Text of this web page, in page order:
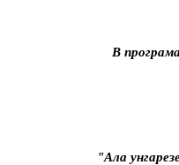
В
"Ала